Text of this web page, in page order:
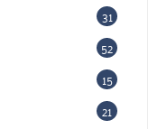
31
52
15
21